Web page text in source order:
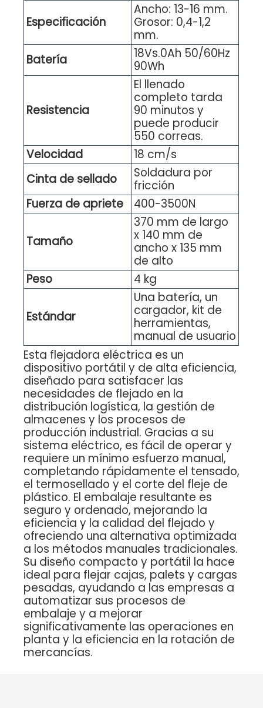
Especificación
Ancho: 13-16 mm.
Grosor: 0,4-1,2
mm.
Batería
18Vs.0Ah 50/60Hz
90Wh
Resistencia
El llenado
completo tarda
90 minutos y
puede producir
550 correas.
Velocidad
18 cm/s
Cinta de sellado
Soldadura por
fricción
Fuerza de apriete
400-3500N
Tamaño
370 mm de largo
x 140 mm de
ancho x 135 mm
de alto
Peso
4 kg
Estándar
Una batería, un
cargador, kit de
herramientas,
manual de usuario
Esta flejadora eléctrica es un
dispositivo portátil y de alta eficiencia,
diseñado para satisfacer las
necesidades de flejado en la
distribución logística, la gestión de
almacenes y los procesos de
producción industrial. Gracias a su
sistema eléctrico, es fácil de operar y
requiere un mínimo esfuerzo manual,
completando rápidamente el tensado,
el termosellado y el corte del fleje de
plástico. El embalaje resultante es
seguro y ordenado, mejorando la
eficiencia y la calidad del flejado y
ofreciendo una alternativa optimizada
a los métodos manuales tradicionales.
Su diseño compacto y portátil la hace
ideal para flejar cajas, palets y cargas
pesadas, ayudando a las empresas a
automatizar sus procesos de
embalaje y a mejorar
significativamente las operaciones en
planta y la eficiencia en la rotación de
mercancías.